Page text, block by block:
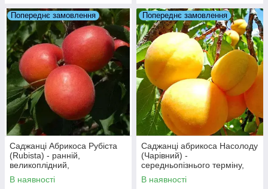
Попереднє замовлення
Саджанці Абрикоса Рубіста
(Rubista) - ранній,
великоплідний,
високоврожайний
В наявності
Попереднє замовлення
Саджанці абрикоса Насолоду
(Чарівний) -
середньопізнього терміну,
великий, зимостійкий.
В наявності